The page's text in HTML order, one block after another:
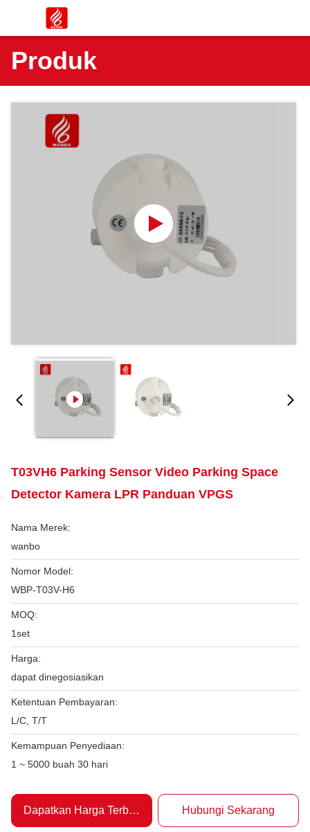
Produk
T03VH6 Parking Sensor Video Parking Space
Detector Kamera LPR Panduan VPGS
Nama Merek:
wanbo
Nomor Model:
WBP-T03V-H6
MOQ:
1set
Harga:
dapat dinegosiasikan
Ketentuan Pembayaran:
L/C, T/T
Kemampuan Penyediaan:
1 ~ 5000 buah 30 hari
Dapatkan Harga Terbaik Hubungi Sekarang